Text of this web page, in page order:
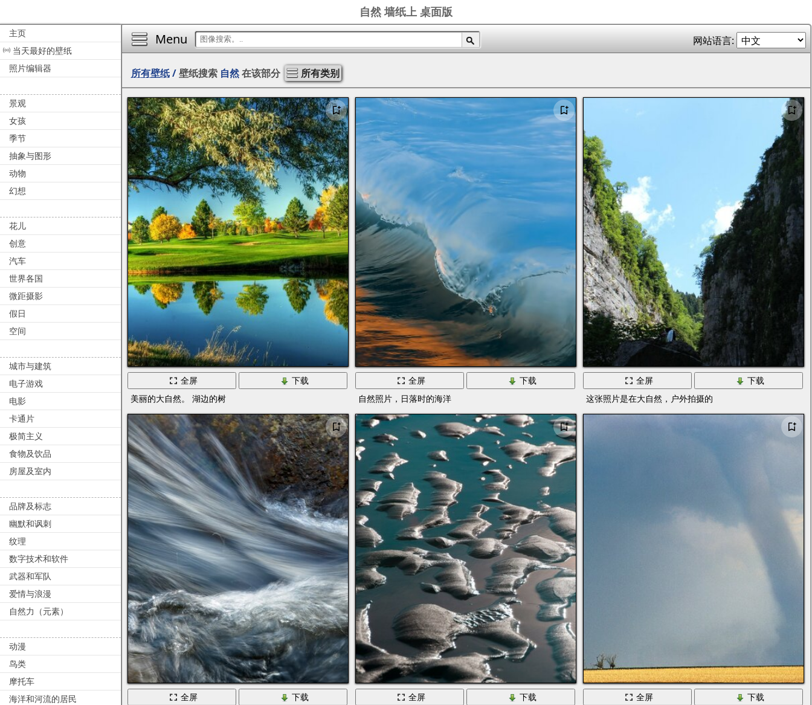
自然 墙纸上 桌面版
主页
当天最好的壁纸
照片编辑器
景观
女孩
季节
抽象与图形
动物
幻想
花儿
创意
汽车
世界各国
微距摄影
假日
空间
城市与建筑
电子游戏
电影
卡通片
极简主义
食物及饮品
房屋及室内
品牌及标志
幽默和讽刺
纹理
数字技术和软件
武器和军队
爱情与浪漫
自然力（元素）
动漫
鸟类
摩托车
海洋和河流的居民
Menu 网站语言:
所有壁纸/壁纸搜索 自然在该部分 所有类别
全屏
下载
美丽的大自然。 湖边的树
全屏
下载
自然照片，日落时的海洋
全屏
下载
这张照片是在大自然，户外拍摄的
全屏
下载
全屏
下载
全屏
下载